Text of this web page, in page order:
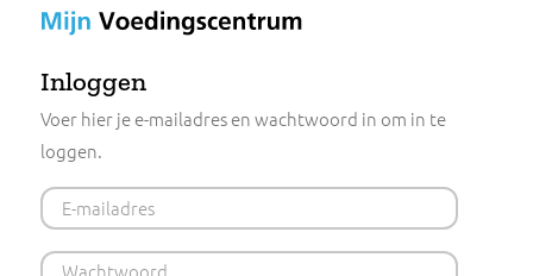
MijnVoedingscentrum
Inloggen
Voer hier je e-mailadres en wachtwoord in om in te